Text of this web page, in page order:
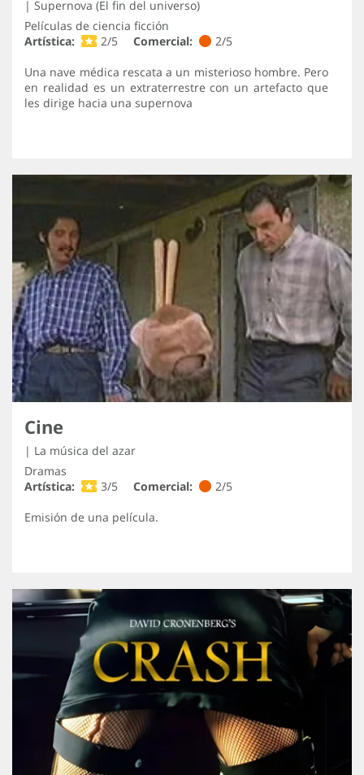
| Supernova (El fin del universo)
Películas de ciencia ficción
Artística:
2/5 Comercial:
2/5
Una nave médica rescata a un misterioso hombre. Pero
en realidad es un extraterrestre con un artefacto que
les dirige hacia una supernova
Cine
| La música del azar
Dramas
Artística:
3/5 Comercial:
2/5
Emisión de una película.